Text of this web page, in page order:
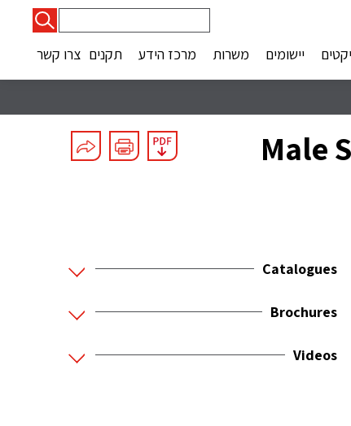
יישומים משרות מרכז הידע תקנים צרו קשר
Male
Catalogues
Brochures
Videos